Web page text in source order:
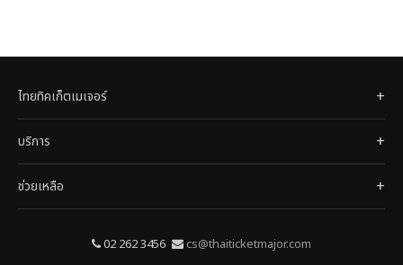
ไทยทิคเก็ตเมเจอร์
บริการ
ช่วยเหลือ
02 262 3456 cs@thaiticketmajor.com